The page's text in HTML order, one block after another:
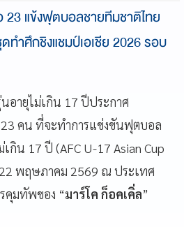
23 แข้งฟุตบอลชายทีมชาติไทย
ทำศึกชิงแชมป์เอเชีย 2026 รอบ
อายุไม่เกิน 17 ปีประกาศ
คน ที่จะทำการแข่งขันฟุตบอล
กิน 17 ปี (AFC U-17 Asian Cup
พฤษภาคม 2569 ณ ประเทศ
คุมทัพของ “มาร์โค ก็อคเคิ่ล”